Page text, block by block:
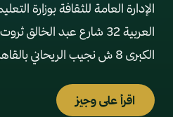
الإدارة العامة للثقافة بوزارة
العربية 32 شارع عبد
الكبرى 8 ش نجيب الريحاني بالقاهرة
اقرأ على وجيز